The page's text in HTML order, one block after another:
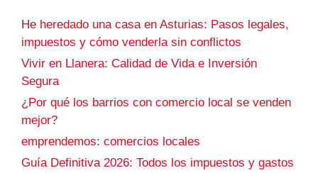
He heredado una casa en Asturias: Pasos legales,
impuestos y cómo venderla sin conflictos
Vivir en Llanera: Calidad de Vida e Inversión
Segura
¿Por qué los barrios con comercio local se venden
mejor?
emprendemos: comercios locales
Guía Definitiva 2026: Todos los impuestos y gastos